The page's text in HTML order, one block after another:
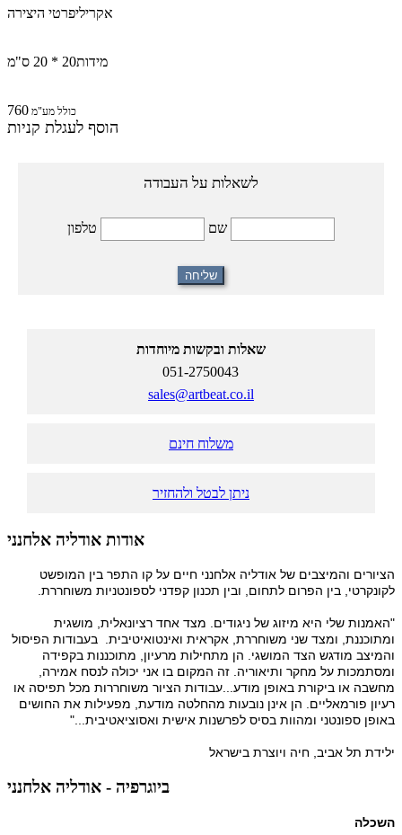
פרטי היצירהאקרילי
מידות20 * 20 ס"מ
760 כולל מע"מ
הוסף לעגלת קניות
לשאלות על העבודה
שםטלפון
שאלות ובקשות מיוחדות
051-2750043
sales@artbeat.co.il
משלוח חינם
ניתן לבטל ולהחזיר
אודות אודליה אלחנני
הציורים והמיצבים של אודליה אלחנני חיים על קו התפר בין המופשט
לקונקרטי, בין הפרום לתחום, ובין תכנון קפדני לספונטניות משוחררת.
"האמנות שלי היא מיזוג של ניגודים. מצד אחד רציונאלית, מושגית
ומתוכננת, ומצד שני משוחררת, אקראית ואינטואיטיבית. בעבודות הפיסול
והמיצב מודגש הצד המושגי. הן מתחילות מרעיון, מתוכננות בקפידה
ומסתמכות על מחקר ותיאוריה. זה המקום בו אני יכולה לנסח אמירה,
מחשבה או ביקורת באופן מודע...עבודות הציור משוחררות מכל תפיסה או
רעיון פורמאליים. הן אינן נובעות מהחלטה מודעת, מפעילות את החושים
באופן ספונטני ומהוות בסיס לפרשנות אישית ואסוציאטיבית..."
ילידת תל אביב, חיה ויוצרת בישראל
ביוגרפיה - אודליה אלחנני
השכלה